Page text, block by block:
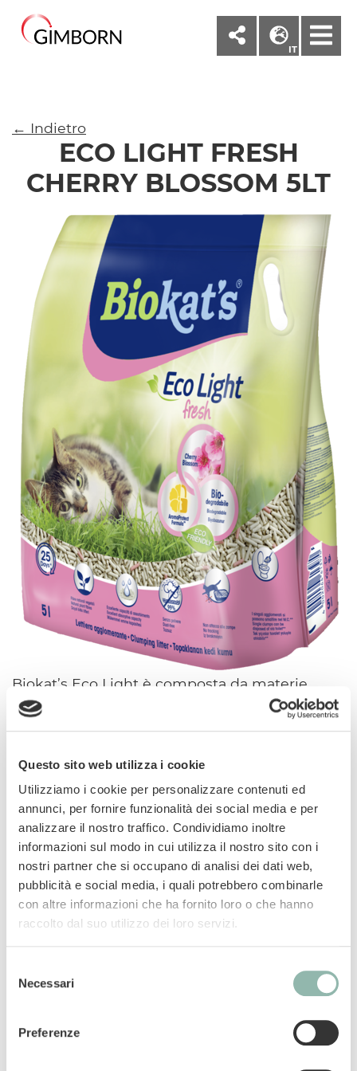
Questo sito web utilizza i cookie
Utilizziamo i cookie per personalizzare contenuti ed
annunci, per fornire funzionalità dei social media e per
analizzare il nostro traffico. Condividiamo inoltre
informazioni sul modo in cui utilizza il nostro sito con i
nostri partner che si occupano di analisi dei dati web,
pubblicità e social media, i quali potrebbero combinarle
con altre informazioni che ha fornito loro o che hanno
raccolto dal suo utilizzo dei loro servizi.
delNecessari
Preferenze
IT
← Indietro
ECO LIGHT FRESH
CHERRY BLOSSOM 5LT
Biokat’s Eco Light è composta da materie
prime vegetali rinnovabili e viene prodotta
con baccelli di soia sostenibile e fibre vegetali
resa particolarmente alta, in quanto le nostre
fibre vegetali hanno un potere di
assorbimento estremamente elevato. I cattivi
odori vengono assorbiti rapidamente grazie
alla particolare struttura tubolare delle nostre
fibre vegetali. Lo sviluppo degli odori viene
così bloccato in maniera duratura. Biokat's Eco
Light è una lettiera agglomerante naturale
prodotta con fibre vegetali che agiscono come
cui vengono intrappolati sia i liquidi che gli
meno rispetto a lettiere per gatti comparabili
in argilla naturale. Ecco perché questo